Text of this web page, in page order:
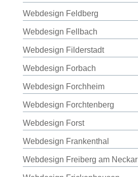
Webdesign Feldberg
Webdesign Fellbach
Webdesign Filderstadt
Webdesign Forbach
Webdesign Forchheim
Webdesign Forchtenberg
Webdesign Forst
Webdesign Frankenthal
Webdesign Freiberg am Neckar